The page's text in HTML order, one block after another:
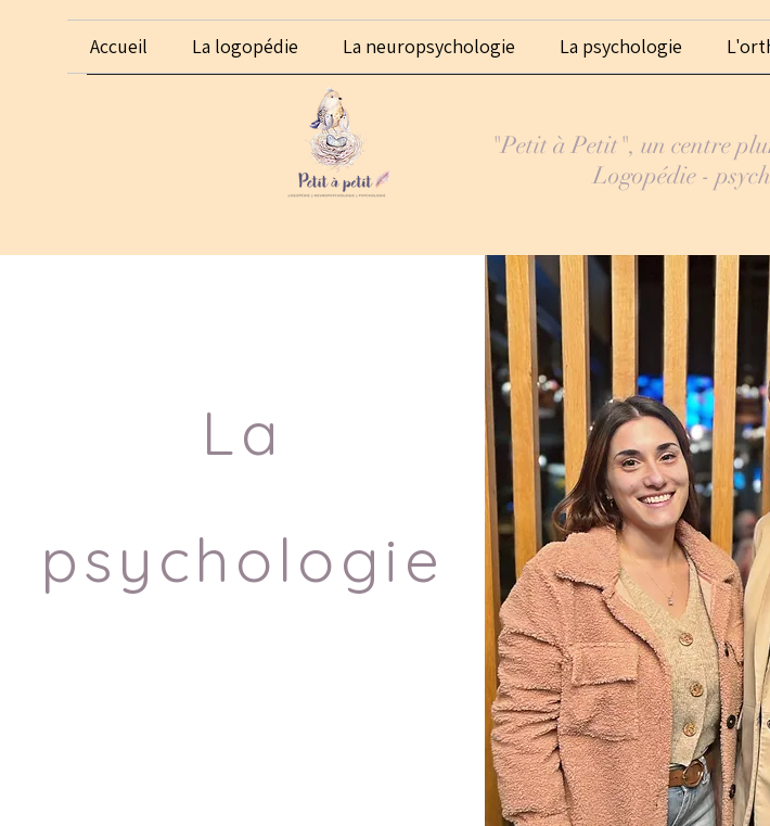
Accueil La logopédie La neuropsychologie La psychologie
"Petit à Petit", un centre
Logopédie -
La
psychologie